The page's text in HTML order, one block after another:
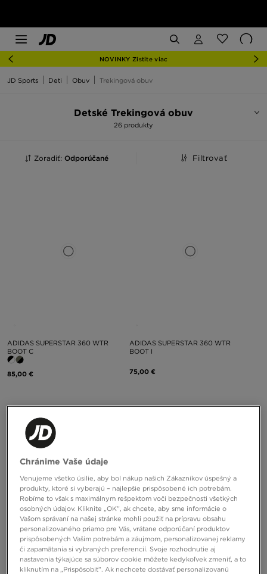
NOVINKY Zistite viac
JD Sports Deti Obuv Trekingová obuv
Detské Trekingová obuv
26 produkty
Zoradiť: Odporúčané Filtrovať
ADIDAS SUPERSTAR 360 WTR
BOOT C
85,00 €
ADIDAS SUPERSTAR 360 WTR
BOOT I
75,00 €
TIMBERLAND GS MOTION 6 MID
F/LWP
110,00 €
TIMBERLAND GS MOTION 6 MID
F/LWP
110,00 €
Chránime Vaše údaje
Venujeme všetko úsilie, aby bol nákup našich Zákazníkov úspešný a
produkty, ktoré si vyberajú – najlepšie prispôsobené ich potrebám.
Robíme to však s maximálnym rešpektom voči bezpečnosti všetkých
osobných údajov. Kliknite „OK”, ak chcete, aby sme informácie o
Vašom správaní na našej stránke mohli použiť na prípravu obsahu
personalizovaného priamo pre Vás, vrátane odporúčaní produktov
prispôsobených Vašim potrebám a záujmom, personalizovanej reklamy
či zapamätania si vybraných preferencií. Svoje rozhodnutie aj
nastavenia týkajúce sa súborov cookie môžete kedykoľvek zmeniť, a to
kliknutím na „Prispôsobiť”. Ak nechcete dostávať personalizovanú